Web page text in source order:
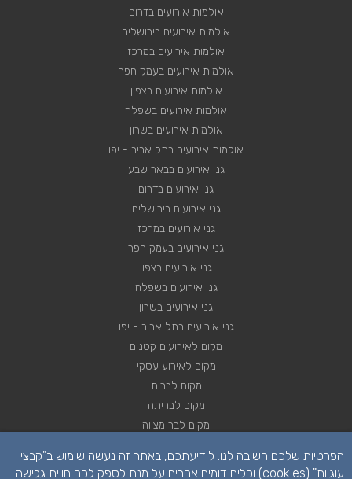
אולמות אירועים בדרום
אולמות אירועים בירושלים
אולמות אירועים במרכז
אולמות אירועים בעמק חפר
אולמות אירועים בצפון
אולמות אירועים בשפלה
אולמות אירועים בשרון
אולמות אירועים בתל אביב - יפו
גני אירועים בבאר שבע
גני אירועים בדרום
גני אירועים בירושלים
גני אירועים במרכז
גני אירועים בעמק חפר
גני אירועים בצפון
גני אירועים בשפלה
גני אירועים בשרון
גני אירועים בתל אביב - יפו
מקום לאירועים קטנים
מקום לאירוע עסקי
מקום לברית
מקום לבריתה
מקום לבר מצווה
מקום לחינה
הפרטיות שלכם חשובה לנו. לידיעתכם, באתר זה נעשה שימוש ב"קבצי
עוגיות" (cookies) וכלים דומים אחרים על מנת לספק לכם חווית גלישה